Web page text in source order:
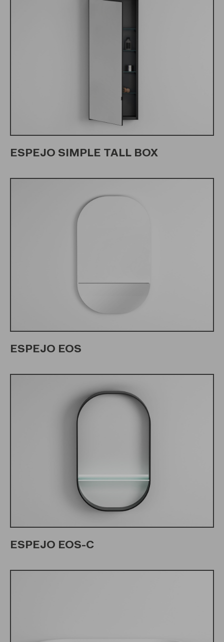
ESPEJO SIMPLE TALL BOX
ESPEJO EOS
ESPEJO EOS-C